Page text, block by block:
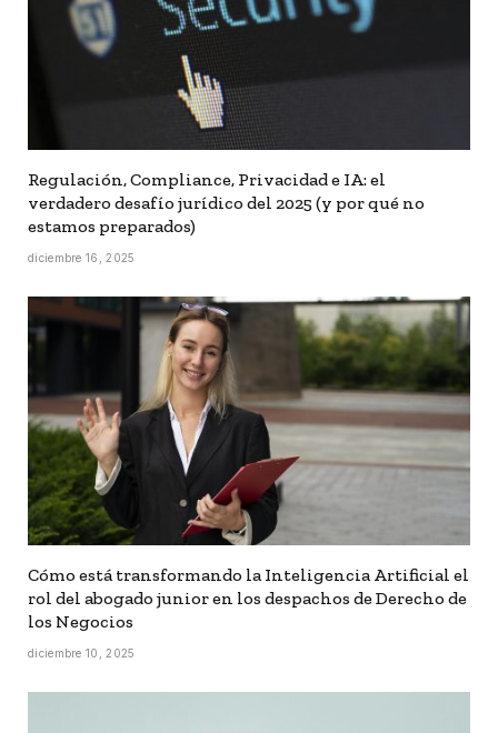
Regulación, Compliance, Privacidad e IA: el
verdadero desafío jurídico del 2025 (y por qué no
estamos preparados)
diciembre 16, 2025
Cómo está transformando la Inteligencia Artificial el
rol del abogado junior en los despachos de Derecho de
los Negocios
diciembre 10, 2025